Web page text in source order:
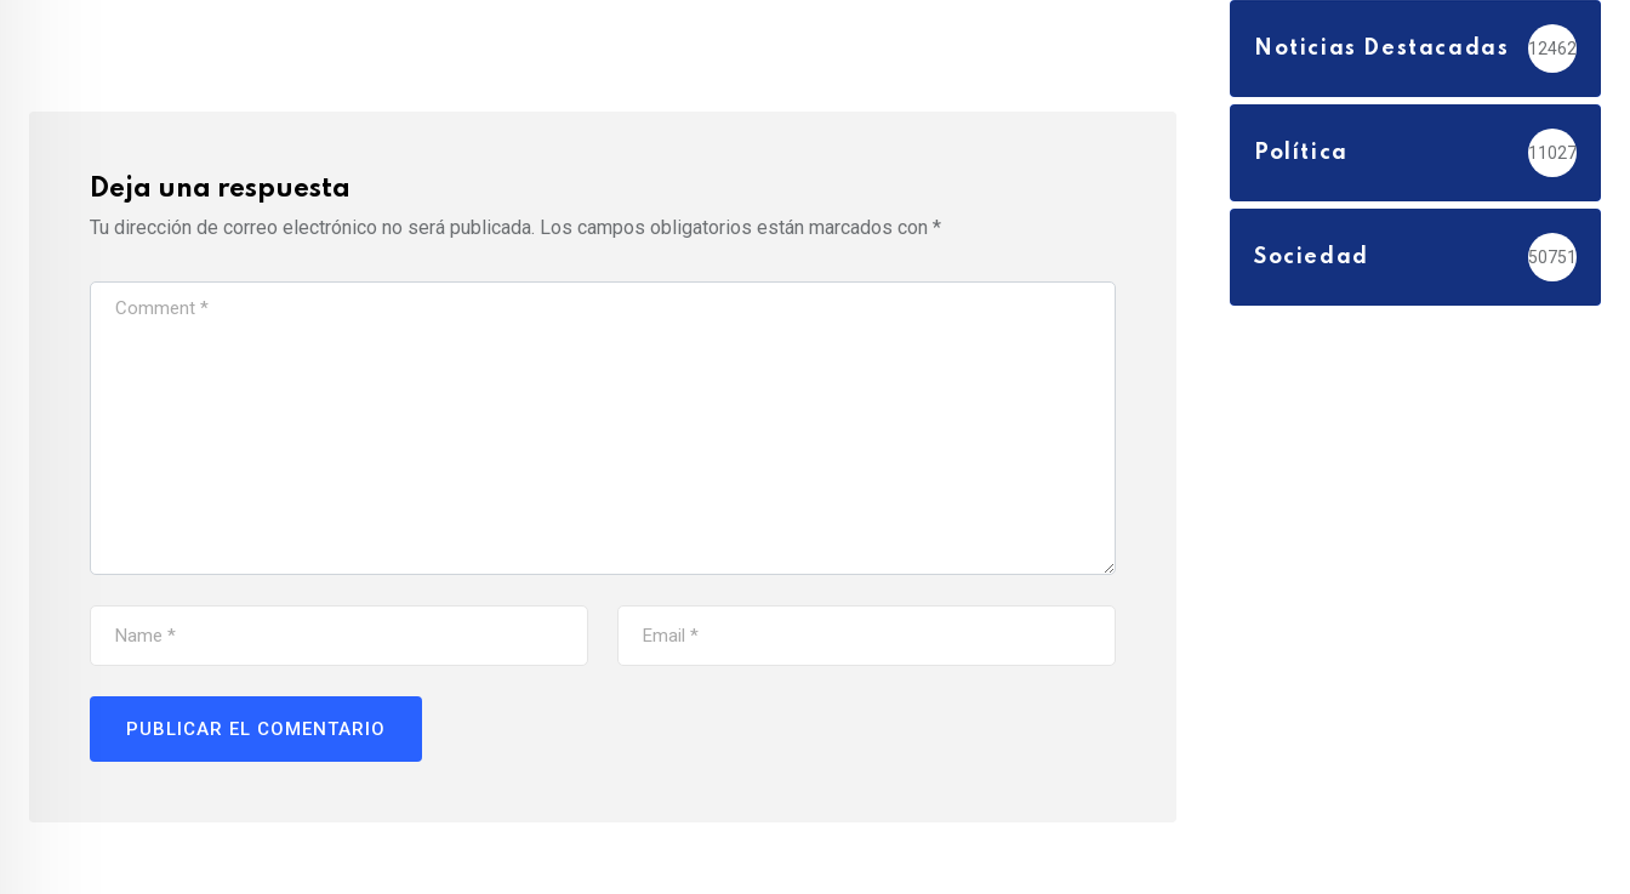
Deja una respuesta
Tu dirección de correo electrónico no será publicada. Los campos obligatorios están marcados con *
Noticias Destacadas 12462
Política 11027
Sociedad 50751